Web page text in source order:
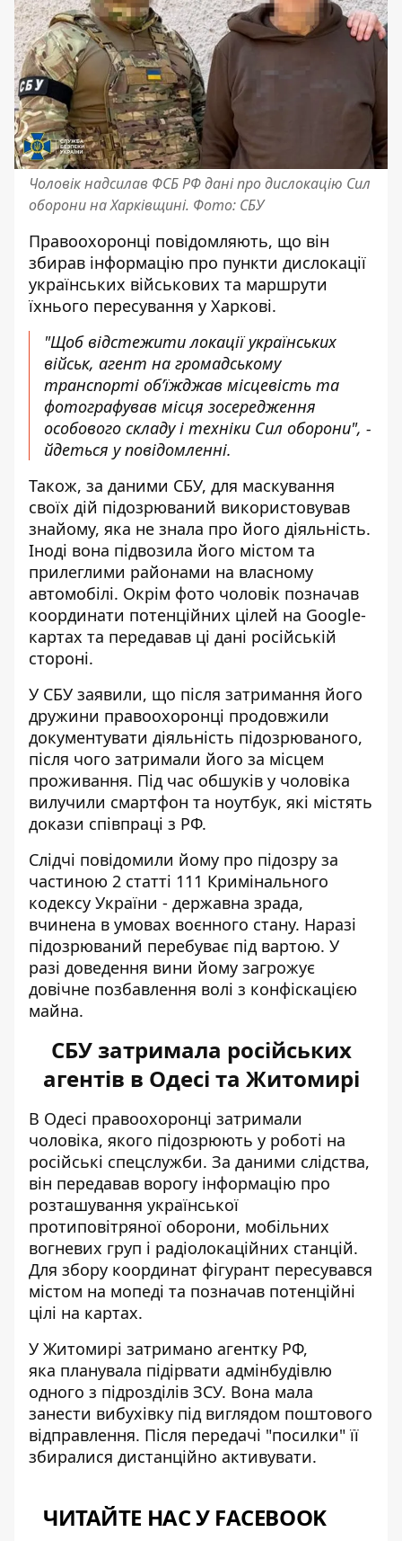
Чоловік надсилав ФСБ РФ дані про дислокацію Сил
оборони на Харківщині. Фото: СБУ
Правоохоронці повідомляють, що він
збирав інформацію про пункти дислокації
українських військових та маршрути
їхнього пересування у Харкові.
"Щоб відстежити локації українських
військ, агент на громадському
транспорті об’їжджав місцевість та
фотографував місця зосередження
особового складу і техніки Сил оборони", -
йдеться у повідомленні.
Також, за даними СБУ, для маскування
своїх дій підозрюваний використовував
знайому, яка не знала про його діяльність.
Іноді вона підвозила його містом та
прилеглими районами на власному
автомобілі. Окрім фото чоловік позначав
координати потенційних цілей на Google-
картах та передавав ці дані російській
стороні.
У СБУ заявили, що після затримання його
дружини правоохоронці продовжили
документувати діяльність підозрюваного,
після чого затримали його за місцем
проживання. Під час обшуків у чоловіка
вилучили смартфон та ноутбук, які містять
докази співпраці з РФ.
Слідчі повідомили йому про підозру за
частиною 2 статті 111 Кримінального
кодексу України - державна зрада,
вчинена в умовах воєнного стану. Наразі
підозрюваний перебуває під вартою. У
разі доведення вини йому загрожує
довічне позбавлення волі з конфіскацією
майна.
СБУ затримала російських
агентів в Одесі та Житомирі
В Одесі правоохоронці затримали
чоловіка, якого підозрюють у роботі на
російські спецслужби. За даними слідства,
він передавав ворогу інформацію про
розташування української
протиповітряної оборони, мобільних
вогневих груп і радіолокаційних станцій.
Для збору координат фігурант пересувався
містом на мопеді та позначав потенційні
цілі на картах.
У Житомирі затримано агентку РФ,
яка планувала підірвати адмінбудівлю
одного з підрозділів ЗСУ. Вона мала
занести вибухівку під виглядом поштового
відправлення. Після передачі "посилки" її
збиралися дистанційно активувати.
ЧИТАЙТЕ НАС У FACEBOOK